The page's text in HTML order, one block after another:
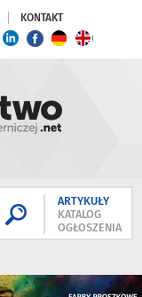
KONTAKT
ARTYKUŁY
KATALOG
OGŁOSZENIA